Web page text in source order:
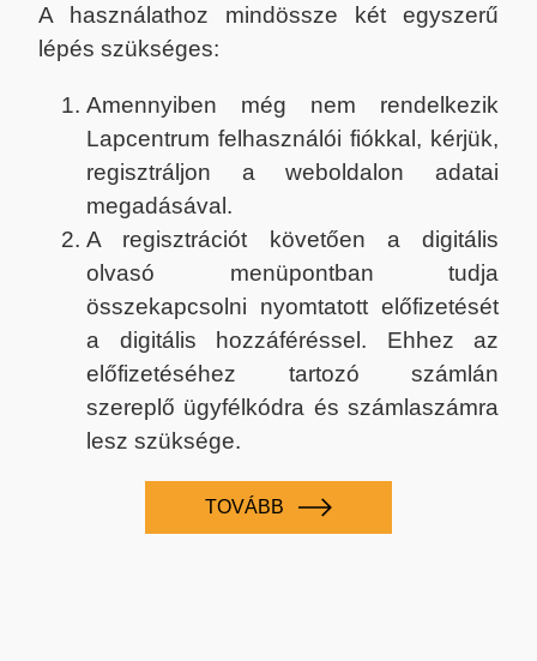
A használathoz mindössze két egyszerű
lépés szükséges:
Amennyiben még nem rendelkezik
Lapcentrum felhasználói fiókkal, kérjük,
regisztráljon a weboldalon adatai
megadásával.
A regisztrációt követően a digitális
olvasó menüpontban tudja
összekapcsolni nyomtatott előfizetését
a digitális hozzáféréssel. Ehhez az
előfizetéséhez tartozó számlán
szereplő ügyfélkódra és számlaszámra
lesz szüksége.
TOVÁBB